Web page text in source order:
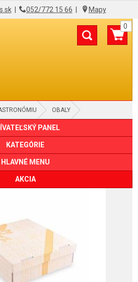
| 052/772 15 66 Mapy
0
OBALY
PANEL
KATEGÓRIE
HLAVNÉ MENU
AKCIA